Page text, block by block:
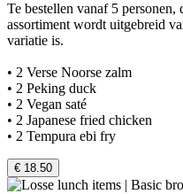
Te bestellen vanaf 5
assortiment wordt uitgebreid
variatie is.
• 2 Verse Noorse zalm
• 2 Peking duck
• 2 Vegan saté
• 2 Japanese fried chicken
• 2 Tempura ebi fry
€ 18.50